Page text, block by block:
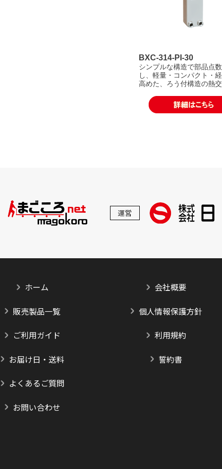
BXC-314-PI-30
シンプルな構造で部品点
し、軽量・コンパクト・
高めた、ろう付構造の熱
運営
ホーム
販売製品一覧
ご利用ガイド
お届け日・送料
よくあるご質問
お問い合わせ
会社概要
個人情報保護方針
利用規約
誓約書